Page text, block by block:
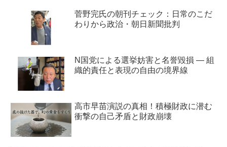
菅野完氏の朝刊チェック：日常のこだ
わりから政治・朝日新聞批判
N国党による選挙妨害と名誉毀損 ― 組
織的責任と表現の自由の境界線
高市早苗演説の真相！積極財政に潜む
衝撃の自己矛盾と財政崩壊